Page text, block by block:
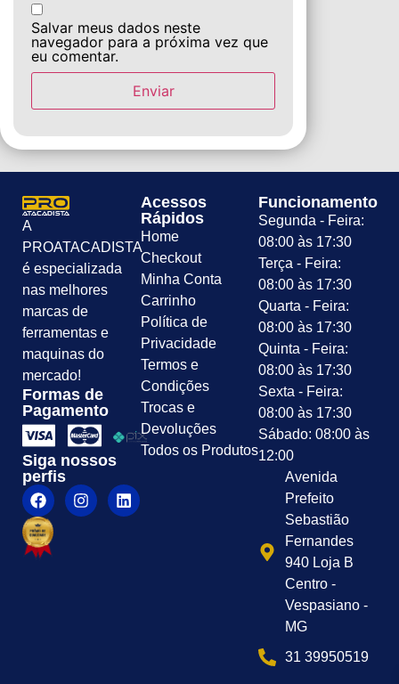
Salvar meus dados neste
navegador para a próxima vez que
eu comentar.
A
PROATACADISTA
é especializada
nas melhores
marcas de
ferramentas e
maquinas do
mercado!
Formas de
Pagamento
Siga nossos
perfis
Acessos
Rápidos
Home
Checkout
Minha Conta
Carrinho
Política de
Privacidade
Termos e
Condições
Trocas e
Devoluções
Todos os Produtos
Funcionamento
Segunda - Feira:
08:00 às 17:30
Terça - Feira:
08:00 às 17:30
Quarta - Feira:
08:00 às 17:30
Quinta - Feira:
08:00 às 17:30
Sexta - Feira:
08:00 às 17:30
Sábado: 08:00 às
12:00
Avenida
Prefeito
Sebastião
Fernandes
940 Loja B
Centro -
Vespasiano -
MG
31 39950519